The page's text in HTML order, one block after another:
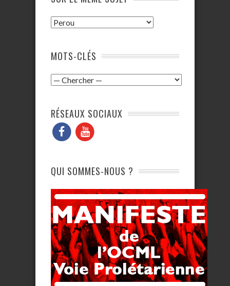
MOTS-CLÉS
RÉSEAUX SOCIAUX
QUI SOMMES-NOUS ?